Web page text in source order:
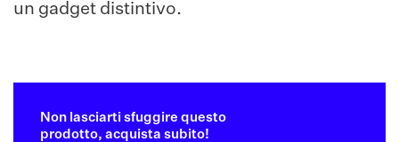
un gadget distintivo.
Non lasciarti sfuggire questo
prodotto, acquista subito!